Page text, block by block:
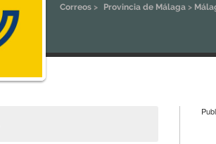
Correos > Provincia de Málaga >